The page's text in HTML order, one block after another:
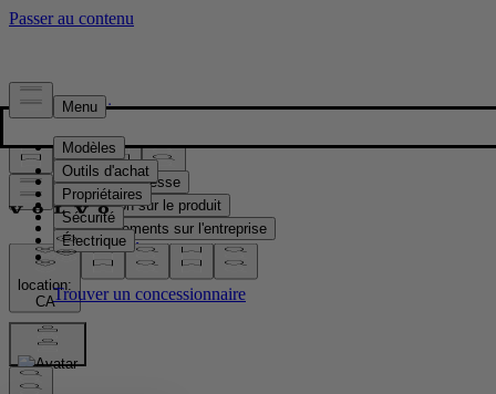
Presse & Médias
Matériel de presse
Information sur le produit
Renseignements sur l'entreprise
Contacts médias
location:
CA
Images